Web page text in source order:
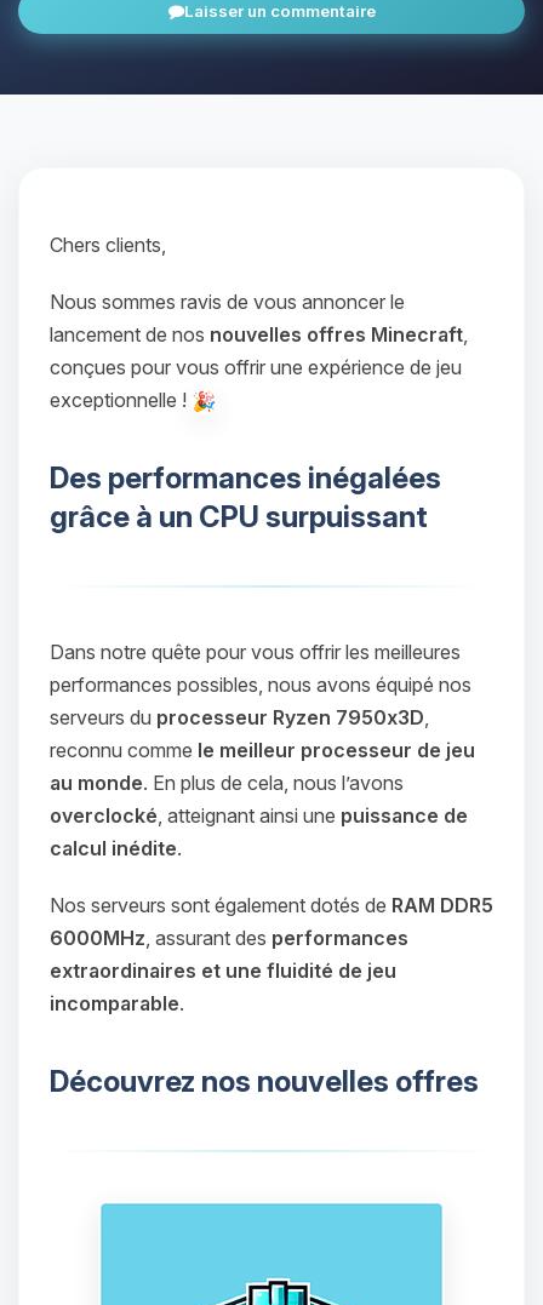
Laisser un commentaire
Chers clients,
Nous sommes ravis de vous annoncer le
lancement de nos nouvelles offres Minecraft,
conçues pour vous offrir une expérience de jeu
exceptionnelle !
Des performances inégalées
grâce à un CPU surpuissant
Dans notre quête pour vous offrir les meilleures
performances possibles, nous avons équipé nos
serveurs du processeur Ryzen 7950x3D,
reconnu comme le meilleur processeur de jeu
au monde. En plus de cela, nous l’avons
overclocké, atteignant ainsi une puissance de
calcul inédite.
Nos serveurs sont également dotés de RAM DDR5
6000MHz, assurant des performances
extraordinaires et une fluidité de jeu
incomparable.
Découvrez nos nouvelles offres